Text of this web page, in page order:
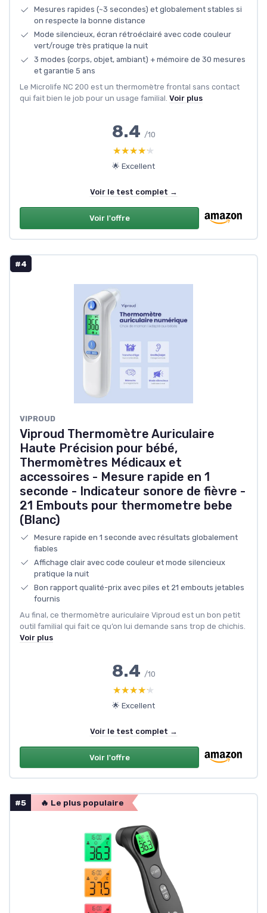
Mesures rapides (~3 secondes) et globalement stables si
on respecte la bonne distance
Mode silencieux, écran rétroéclairé avec code couleur
vert/rouge très pratique la nuit
3 modes (corps, objet, ambiant) + mémoire de 30 mesures
et garantie 5 ans
Le Microlife NC 200 est un thermomètre frontal sans contact
qui fait bien le job pour un usage familial. Voir plus
8.4 /10
★★★★★
★★★★★
🌟 Excellent
Voir le test complet →
Voir l'offre
#4
VIPROUD
Viproud Thermomètre Auriculaire
Haute Précision pour bébé,
Thermomètres Médicaux et
accessoires - Mesure rapide en 1
seconde - Indicateur sonore de fièvre -
21 Embouts pour thermometre bebe
(Blanc)
Mesure rapide en 1 seconde avec résultats globalement
fiables
Affichage clair avec code couleur et mode silencieux
pratique la nuit
Bon rapport qualité-prix avec piles et 21 embouts jetables
fournis
Au final, ce thermomètre auriculaire Viproud est un bon petit
outil familial qui fait ce qu’on lui demande sans trop de chichis.
Voir plus
8.4 /10
★★★★★
★★★★★
🌟 Excellent
Voir le test complet →
Voir l'offre
#5 🔥 Le plus populaire